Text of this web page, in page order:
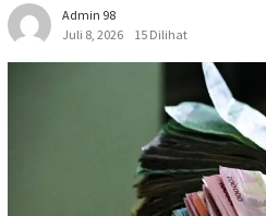
Admin 98
Juli 8, 2026
15 Dilihat